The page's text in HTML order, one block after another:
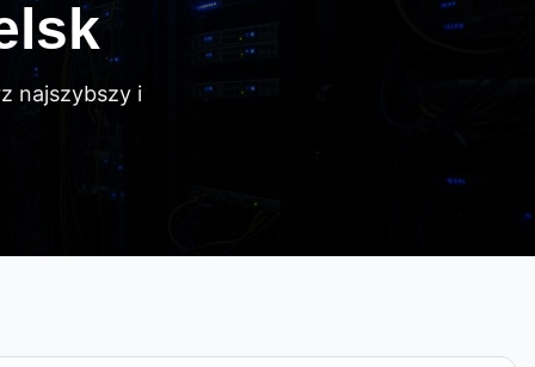
najszybszy i